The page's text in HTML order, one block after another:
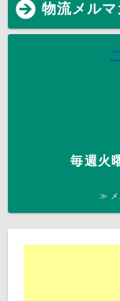
物流メルマ
毎週火
≫ メ